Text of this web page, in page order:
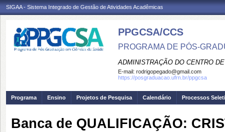
SIGAA - Sistema Integrado de Gestão de Atividades Acadêmicas
PPGCSA/CCS
PROGRAMA DE PÓS-
ADMINISTRAÇÃO DO CENTRO
E-mail: rodrigopegado@gmail.com
https://posgraduacao.ufrn.br/ppgcsa
Programa Ensino Projetos de Pesquisa Calendário Processos
Banca de QUALIFICAÇÃO: